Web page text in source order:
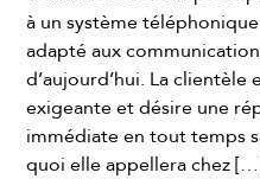
un système téléphonique
aux communications
La clientèle est
et désire une
en tout temps sans
elle appellera chez […]